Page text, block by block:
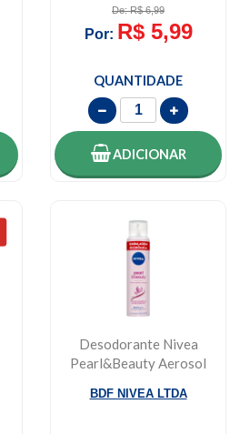
De: R$ 6,99
Por: R$ 5,99
QUANTIDADE
ADICIONAR
Desodorante Nivea
Pearl&beauty Aerosol
BDF NIVEA LTDA